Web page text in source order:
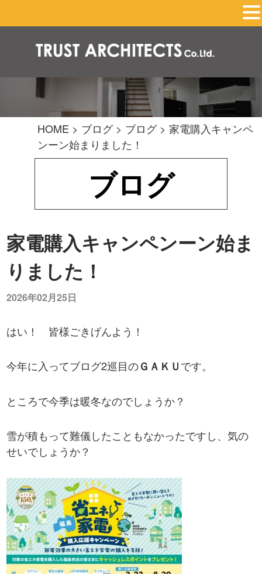
HOME > ブログ> ブログ> 家電購入キャンペ
ンーン始まりました！
ブログ
家電購入キャンペンーン始ま
りました！
2026年02月25日
はい！ 皆様ごきげんよう！
今年に入ってブログ2巡目のＧＡＫＵです。
ところで今季は暖冬なのでしょうか？
雪が積もって難儀したこともなかったですし、気の
せいでしょうか？